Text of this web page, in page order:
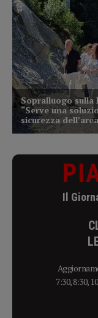
Il
7:30, 8:30,